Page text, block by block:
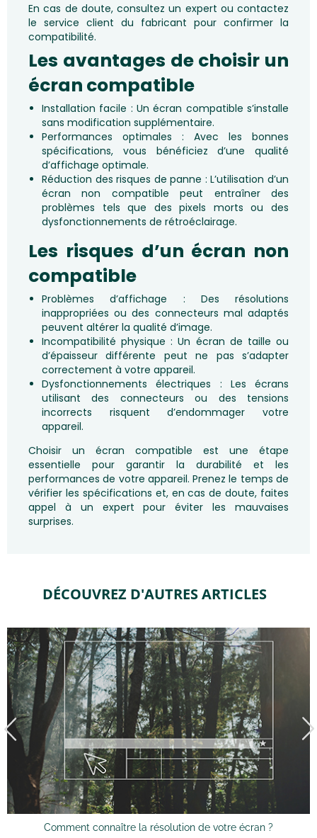
En cas de doute, consultez un expert ou contactez
le service client du fabricant pour confirmer la
compatibilité.
Les avantages de choisir un
écran compatible
Installation facile : Un écran compatible s’installe
sans modification supplémentaire.
Performances optimales : Avec les bonnes
spécifications, vous bénéficiez d’une qualité
d’affichage optimale.
Réduction des risques de panne : L’utilisation d’un
écran non compatible peut entraîner des
problèmes tels que des pixels morts ou des
dysfonctionnements de rétroéclairage.
Les risques d’un écran non
compatible
Problèmes d’affichage : Des résolutions
inappropriées ou des connecteurs mal adaptés
peuvent altérer la qualité d’image.
Incompatibilité physique : Un écran de taille ou
d’épaisseur différente peut ne pas s’adapter
correctement à votre appareil.
Dysfonctionnements électriques : Les écrans
utilisant des connecteurs ou des tensions
incorrects risquent d’endommager votre
appareil.
Choisir un écran compatible est une étape
essentielle pour garantir la durabilité et les
performances de votre appareil. Prenez le temps de
vérifier les spécifications et, en cas de doute, faites
appel à un expert pour éviter les mauvaises
surprises.
DÉCOUVREZ D'AUTRES ARTICLES
Comment connaître la résolution de votre écran ?